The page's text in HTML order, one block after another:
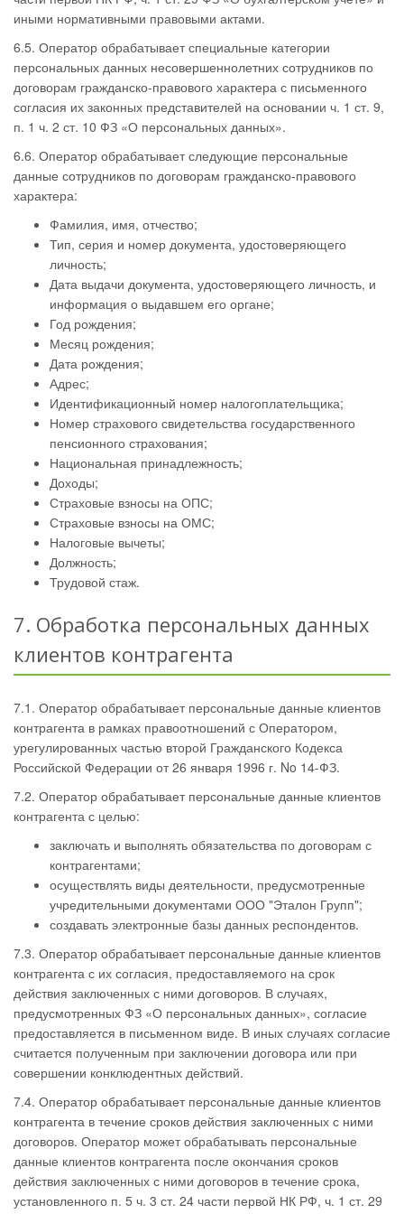
иными нормативными правовыми актами.
6.5. Оператор обрабатывает специальные категории
персональных данных несовершеннолетних сотрудников по
договорам гражданско-правового характера с письменного
согласия их законных представителей на основании ч. 1 ст. 9,
п. 1 ч. 2 ст. 10 ФЗ «О персональных данных».
6.6. Оператор обрабатывает следующие персональные
данные сотрудников по договорам гражданско-правового
характера:
Фамилия, имя, отчество;
Тип, серия и номер документа, удостоверяющего
личность;
Дата выдачи документа, удостоверяющего личность, и
информация о выдавшем его органе;
Год рождения;
Месяц рождения;
Дата рождения;
Адрес;
Идентификационный номер налогоплательщика;
Номер страхового свидетельства государственного
пенсионного страхования;
Национальная принадлежность;
Доходы;
Страховые взносы на ОПС;
Страховые взносы на ОМС;
Налоговые вычеты;
Должность;
Трудовой стаж.
7. Обработка персональных данных
клиентов контрагента
7.1. Оператор обрабатывает персональные данные клиентов
контрагента в рамках правоотношений с Оператором,
урегулированных частью второй Гражданского Кодекса
Российской Федерации от 26 января 1996 г. No 14-ФЗ.
7.2. Оператор обрабатывает персональные данные клиентов
контрагента с целью:
заключать и выполнять обязательства по договорам с
контрагентами;
осуществлять виды деятельности, предусмотренные
учредительными документами ООО "Эталон Групп";
создавать электронные базы данных респондентов.
7.3. Оператор обрабатывает персональные данные клиентов
контрагента с их согласия, предоставляемого на срок
действия заключенных с ними договоров. В случаях,
предусмотренных ФЗ «О персональных данных», согласие
предоставляется в письменном виде. В иных случаях согласие
считается полученным при заключении договора или при
совершении конклюдентных действий.
7.4. Оператор обрабатывает персональные данные клиентов
контрагента в течение сроков действия заключенных с ними
договоров. Оператор может обрабатывать персональные
данные клиентов контрагента после окончания сроков
действия заключенных с ними договоров в течение срока,
установленного п. 5 ч. 3 ст. 24 части первой НК РФ, ч. 1 ст. 29